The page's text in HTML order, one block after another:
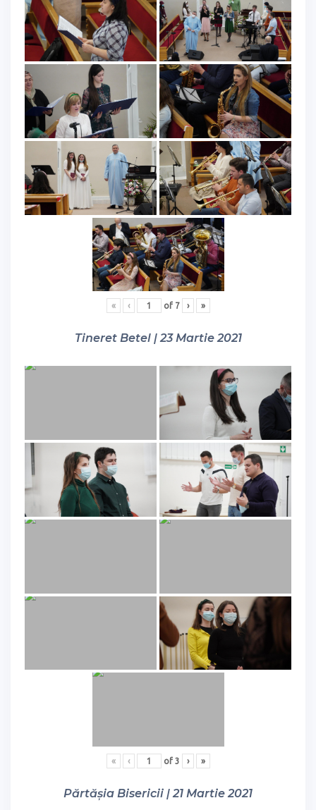
« ‹ of 7 › »
Tineret Betel | 23 Martie 2021
« ‹ of 3 › »
Părtășia Bisericii | 21 Martie 2021